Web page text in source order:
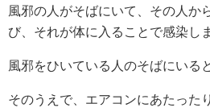
風邪の人がそばにいて、その人か
び、それが体に入ることで感染し
風邪をひいている人のそばにいる
そのうえで、エアコンにあたった